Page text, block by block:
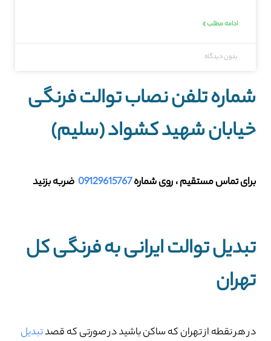
ادامه مطلب »
بدون دیدگاه
شماره تلفن نصاب توالت فرنگی
خیابان شهید کشواد (سلیم)
برای تماس مستقیم ، روی شماره09129615767 ضربه بزنید
تبدیل توالت ایرانی به فرنگی کل
تهران
در هر نقطه از تهران که ساکن باشید در صورتی که قصدتبدیل